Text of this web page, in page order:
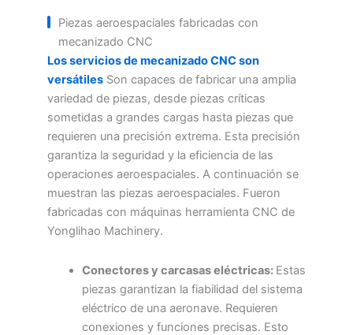
Piezas aeroespaciales fabricadas con
mecanizado CNC
Los servicios de mecanizado CNC son
versátiles Son capaces de fabricar una amplia
variedad de piezas, desde piezas críticas
sometidas a grandes cargas hasta piezas que
requieren una precisión extrema. Esta precisión
garantiza la seguridad y la eficiencia de las
operaciones aeroespaciales. A continuación se
muestran las piezas aeroespaciales. Fueron
fabricadas con máquinas herramienta CNC de
Yonglihao Machinery.
Conectores y carcasas eléctricas: Estas
piezas garantizan la fiabilidad del sistema
eléctrico de una aeronave. Requieren
conexiones y funciones precisas. Esto